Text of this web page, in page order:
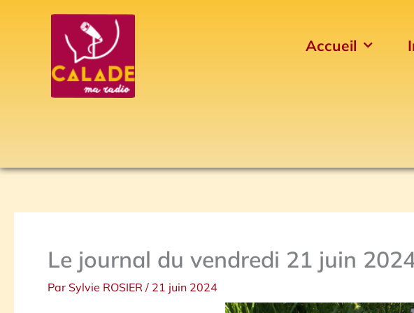
Accueil
Le journal du vendredi 21 juin
Par Sylvie ROSIER / 21 juin 2024